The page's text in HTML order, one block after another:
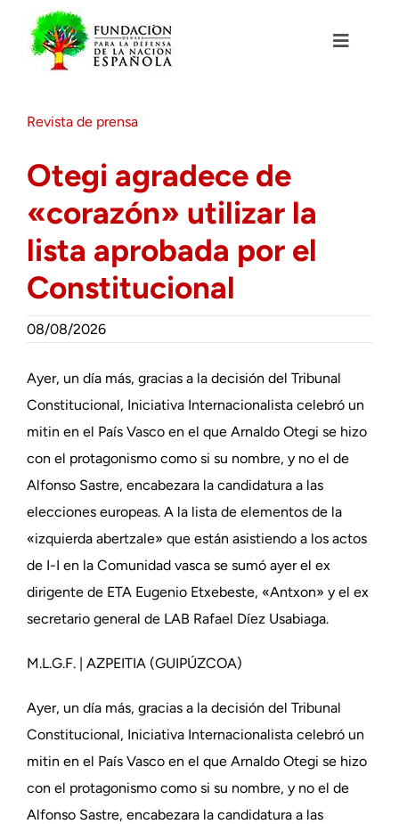
contenido
Toggle
Actualidad
Actividades
Colabora
Revista de prensa
Otegi agradece de
«corazón» utilizar la
lista aprobada por el
Constitucional
08/08/2026
Ayer, un día más, gracias a la decisión del Tribunal
Constitucional, Iniciativa Internacionalista celebró un
mitin en el País Vasco en el que Arnaldo Otegi se hizo
con el protagonismo como si su nombre, y no el de
Alfonso Sastre, encabezara la candidatura a las
elecciones europeas. A la lista de elementos de la
«izquierda abertzale» que están asistiendo a los actos
de I-I en la Comunidad vasca se sumó ayer el ex
dirigente de ETA Eugenio Etxebeste, «Antxon» y el ex
secretario general de LAB Rafael Díez Usabiaga.
M.L.G.F. | AZPEITIA (GUIPÚZCOA)
Ayer, un día más, gracias a la decisión del Tribunal
Constitucional, Iniciativa Internacionalista celebró un
mitin en el País Vasco en el que Arnaldo Otegi se hizo
con el protagonismo como si su nombre, y no el de
Alfonso Sastre, encabezara la candidatura a las